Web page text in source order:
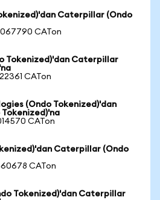
Caterpillar (Ondo
CATon
Tokenized)'dan Caterpillar
CATon
(Ondo Tokenized)'dan
CATon
Caterpillar (Ondo
CATon
Tokenized)'dan Caterpillar